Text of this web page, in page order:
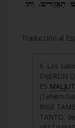
Traducción al
6. Los
DIJERON
ES MALJUT
(Tehilim/
RIGE
TANTO,